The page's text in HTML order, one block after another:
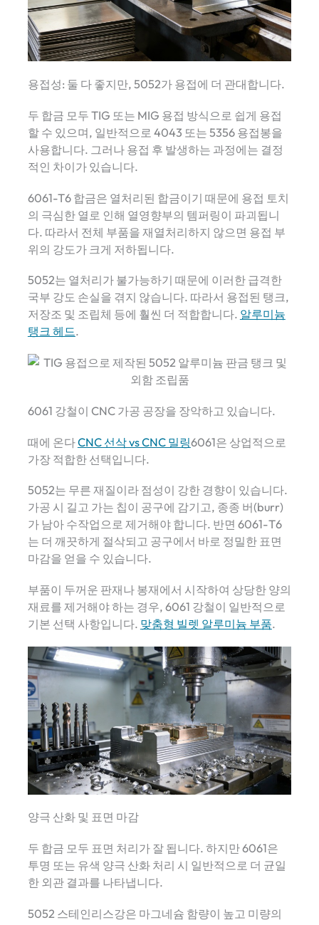
용접성: 둘 다 좋지만, 5052가 용접에 더 관대합니다.
두 합금 모두 TIG 또는 MIG 용접 방식으로 쉽게 용접
할 수 있으며, 일반적으로 4043 또는 5356 용접봉을
사용합니다. 그러나 용접 후 발생하는 과정에는 결정
적인 차이가 있습니다.
6061-T6 합금은 열처리된 합금이기 때문에 용접 토치
의 극심한 열로 인해 열영향부의 템퍼링이 파괴됩니
다. 따라서 전체 부품을 재열처리하지 않으면 용접 부
위의 강도가 크게 저하됩니다.
5052는 열처리가 불가능하기 때문에 이러한 급격한
국부 강도 손실을 겪지 않습니다. 따라서 용접된 탱크,
저장조 및 조립체 등에 훨씬 더 적합합니다. 알루미늄
탱크 헤드.
6061 강철이 CNC 가공 공장을 장악하고 있습니다.
때에 온다CNC 선삭 vs CNC 밀링6061은 상업적으로
가장 적합한 선택입니다.
5052는 무른 재질이라 점성이 강한 경향이 있습니다.
가공 시 길고 가는 칩이 공구에 감기고, 종종 버(burr)
가 남아 수작업으로 제거해야 합니다. 반면 6061-T6
는 더 깨끗하게 절삭되고 공구에서 바로 정밀한 표면
마감을 얻을 수 있습니다.
부품이 두꺼운 판재나 봉재에서 시작하여 상당한 양의
재료를 제거해야 하는 경우, 6061 강철이 일반적으로
기본 선택 사항입니다. 맞춤형 빌렛 알루미늄 부품.
양극 산화 및 표면 마감
두 합금 모두 표면 처리가 잘 됩니다. 하지만 6061은
투명 또는 유색 양극 산화 처리 시 일반적으로 더 균일
한 외관 결과를 나타냅니다.
5052 스테인리스강은 마그네슘 함량이 높고 미량의